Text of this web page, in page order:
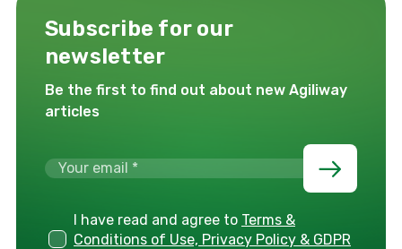
Subscribe for our
newsletter
Be the first to find out about new Agiliway
articles
I have read and agree to Terms &
Conditions of Use, Privacy Policy & GDPR